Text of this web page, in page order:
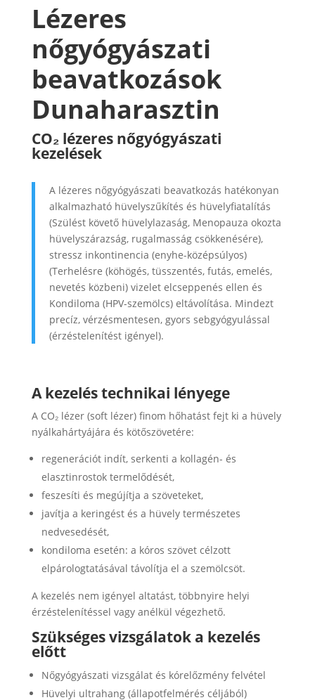
Lézeres
nőgyógyászati
beavatkozások
Dunaharasztin
CO₂ lézeres nőgyógyászati
kezelések
A lézeres nőgyógyászati beavatkozás hatékonyan
alkalmazható hüvelyszűkítés és hüvelyfiatalítás
(Szülést követő hüvelylazaság, Menopauza okozta
hüvelyszárazság, rugalmasság csökkenésére),
stressz inkontinencia (enyhe-középsúlyos)
(Terhelésre (köhögés, tüsszentés, futás, emelés,
nevetés közbeni) vizelet elcseppenés ellen és
Kondiloma (HPV-szemölcs) eltávolítása. Mindezt
precíz, vérzésmentesen, gyors sebgyógyulással
(érzéstelenítést igényel).
A kezelés technikai lényege
A CO₂ lézer (soft lézer) finom hőhatást fejt ki a hüvely
nyálkahártyájára és kötőszövetére:
regenerációt indít, serkenti a kollagén- és
elasztinrostok termelődését,
feszesíti és megújítja a szöveteket,
javítja a keringést és a hüvely természetes
nedvesedését,
kondiloma esetén: a kóros szövet célzott
elpárologtatásával távolítja el a szemölcsöt.
A kezelés nem igényel altatást, többnyire helyi
érzéstelenítéssel vagy anélkül végezhető.
Szükséges vizsgálatok a kezelés
előtt
Nőgyógyászati vizsgálat és kórelőzmény felvétel
Hüvelyi ultrahang (állapotfelmérés céljából)